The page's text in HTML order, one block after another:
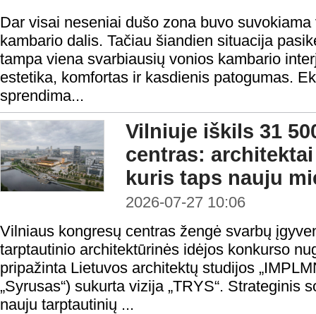
Dar visai neseniai dušo zona buvo
kambario dalis. Tačiau šiandien situacija
tampa viena svarbiausių vonios kambario
estetika, komfortas ir kasdienis patogumas.
sprendima...
Vilniuje iškils 31
centras:
kuris taps nauju
2026-07-27 10:06
Vilniaus kongresų centras žengė svarbų
tarptautinio architektūrinės idėjos konkurso
pripažinta Lietuvos architektų studijos
„Syrusas“) sukurta vizija „TRYS“. Strateginis
nauju tarptautinių ...